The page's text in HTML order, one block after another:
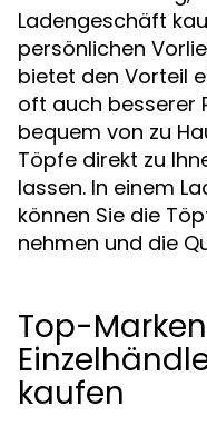
Ladengeschäft
persönlichen
bietet den Vorteil
oft auch besserer
bequem von zu
Töpfe direkt zu
lassen. In einem
können Sie die
nehmen und die
Top-
kaufen